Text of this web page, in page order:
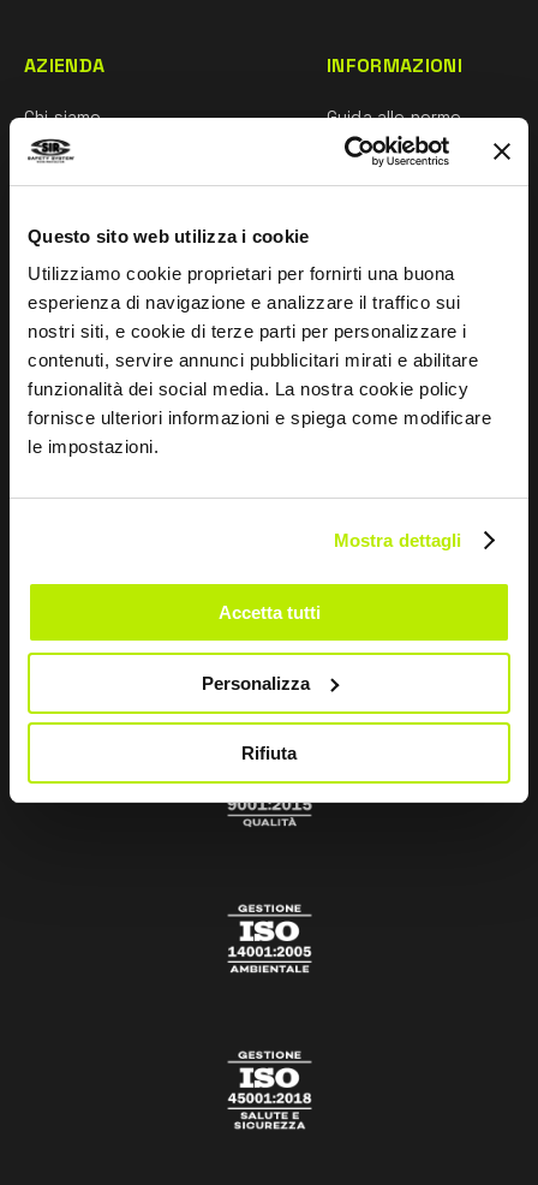
Questo sito web utilizza i cookie
Utilizziamo cookie proprietari per fornirti una buona
esperienza di navigazione e analizzare il traffico sui
nostri siti, e cookie di terze parti per personalizzare i
contenuti, servire annunci pubblicitari mirati e abilitare
funzionalità dei social media. La nostra cookie policy
fornisce ulteriori informazioni e spiega come modificare
le impostazioni.
Mostra dettagli
Accetta tutti
Personalizza
Rifiuta
AZIENDA
Chi siamo
Rete commerciale
Mentalità sportiva
INFORMAZIONI
Guida alle norme
Whistleblowing
CONTATTI
Via dei Fornaciai, 9, 06081 Assisi (PG) - Italia
+39 075 804 37 37
vendite@pec.sirsafety.com